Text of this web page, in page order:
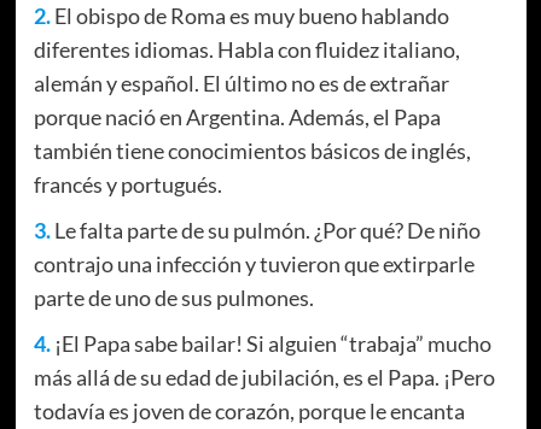
2.El obispo de Roma es muy bueno hablando
diferentes idiomas. Habla con fluidez italiano,
alemán y español. El último no es de extrañar
porque nació en Argentina. Además, el Papa
también tiene conocimientos básicos de inglés,
francés y portugués.
3.Le falta parte de su pulmón. ¿Por qué? De niño
contrajo una infección y tuvieron que extirparle
parte de uno de sus pulmones.
4.¡El Papa sabe bailar! Si alguien “trabaja” mucho
más allá de su edad de jubilación, es el Papa. ¡Pero
todavía es joven de corazón, porque le encanta